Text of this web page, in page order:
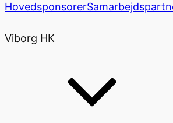
Hovedsponsorer
Viborg HK